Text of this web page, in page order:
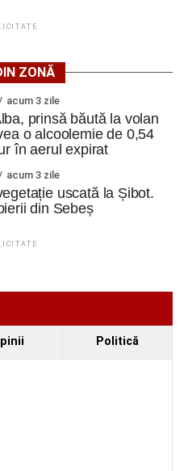
ZONĂ
acum 3 zile
prinsă băută la volan
o alcoolemie de 0,54
în aerul expirat
acum 3 zile
uscată la Șibot.
din Sebeș
Politică